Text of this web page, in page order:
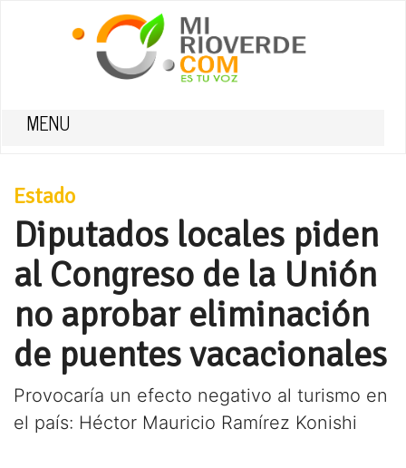
MENU
Estado
Diputados locales piden
al Congreso de la Unión
no aprobar eliminación
de puentes vacacionales
Provocaría un efecto negativo al turismo en
el país: Héctor Mauricio Ramírez Konishi